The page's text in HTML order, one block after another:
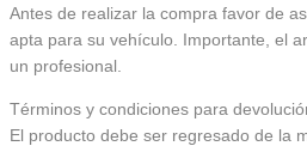
Antes de realizar la compra favor de
apta para su vehículo. Importante, el
un profesional.
Términos y condiciones para
El producto debe ser regresado de la